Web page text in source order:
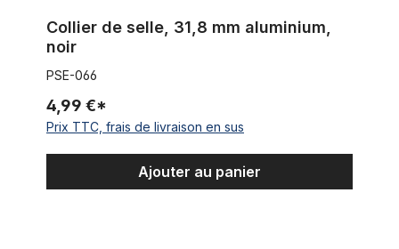
Collier de selle, 31,8 mm aluminium,
noir
PSE-066
4,99 €*
Prix TTC, frais de livraison en sus
Ajouter au panier